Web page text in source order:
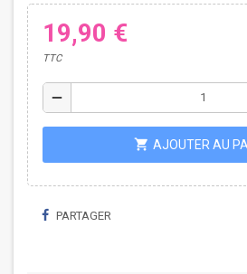
19,90 €
TTC
remove
shopping_cart AJOUTER AU
PARTAGER